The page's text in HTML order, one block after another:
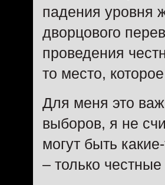
падения уровня
дворцового
проведения
то место,
Для меня это
выборов, я не
могут быть
– только